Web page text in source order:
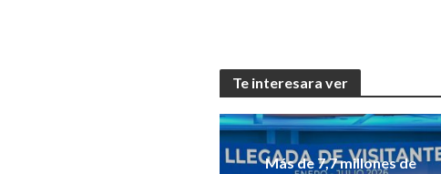
Te interesara ver
Más de 7,7 millones de